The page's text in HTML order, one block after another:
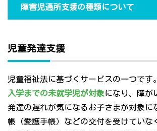
障害児通所支援の種類について
児童発達支援
児童福祉法に基づくサービスの一つです。
入学までの未就学児が対象になり、障が
発達の遅れが気になるお子さまが対象に
帳（愛護手帳）などの交付を受けていな